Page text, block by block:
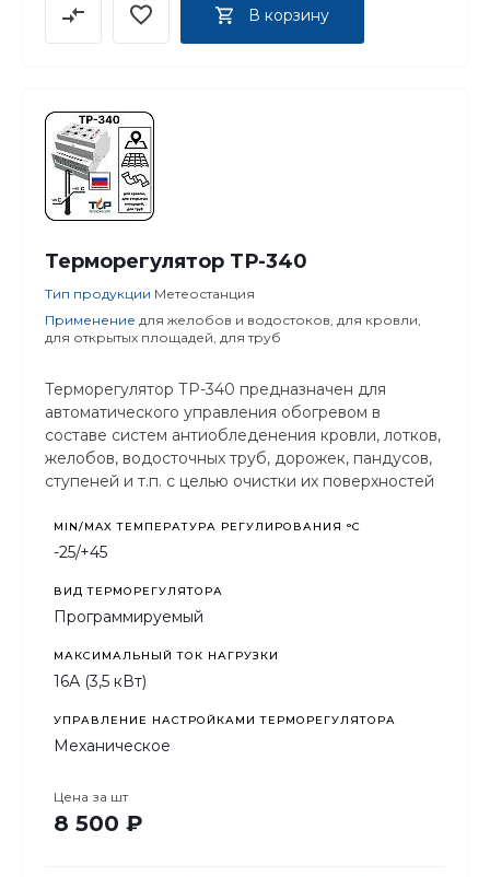
В корзину
Терморегулятор ТР-340
Тип продукции Метеостанция
Применение для желобов и водостоков, для кровли,
для открытых площадей, для труб
Терморегулятор ТР-340 предназначен для
автоматического управления обогревом в
составе систем антиобледенения кровли, лотков,
желобов, водосточных труб, дорожек, пандусов,
ступеней и т.п. с целью очистки их поверхностей
образования наледи.
MIN/MAX ТЕМПЕРАТУРА РЕГУЛИРОВАНИЯ °С
-25/+45
ВИД ТЕРМОРЕГУЛЯТОРА
Программируемый
МАКСИМАЛЬНЫЙ ТОК НАГРУЗКИ
16А (3,5 кВт)
УПРАВЛЕНИЕ НАСТРОЙКАМИ ТЕРМОРЕГУЛЯТОРА
Механическое
Цена за шт
8 500 ₽